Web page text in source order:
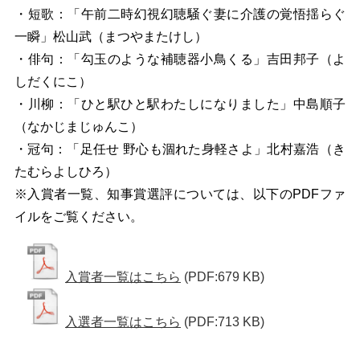
・短歌：「午前二時幻視幻聴騒ぐ妻に介護の覚悟揺らぐ
一瞬」松山武（まつやまたけし）
・俳句：「勾玉のような補聴器小鳥くる」吉田邦子（よ
しだくにこ）
・川柳：「ひと駅ひと駅わたしになりました」中島順子
（なかじまじゅんこ）
・冠句：「足任せ 野心も涸れた身軽さよ」北村嘉浩（き
たむらよしひろ）
※入賞者一覧、知事賞選評については、以下のPDFファ
イルをご覧ください。
入賞者一覧はこちら (PDF:679 KB)
入選者一覧はこちら (PDF:713 KB)